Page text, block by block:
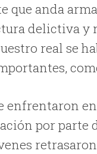
que anda
delictiva y
real se
enfrentaron
por